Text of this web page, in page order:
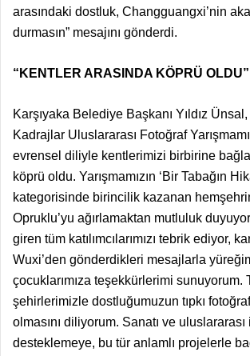
arasındaki dostluk, Changguangxi’nin
durmasın” mesajını gönderdi.
“KENTLER ARASINDA KÖPRÜ OLDU”
Karşıyaka Belediye Başkanı Yıldız
Kadrajlar Uluslararası Fotoğraf
evrensel diliyle kentlerimizi birbirine
köprü oldu. Yarışmamızın ‘Bir Tabağın
kategorisinde birincilik kazanan
Opruklu’yu ağırlamaktan mutluluk
giren tüm katılımcılarımızı tebrik ediyor,
Wuxi’den gönderdikleri mesajlarla
çocuklarımıza teşekkürlerimi sunuyorum.
şehirlerimizle dostluğumuzun tıpkı
olmasını diliyorum. Sanatı ve
desteklemeye, bu tür anlamlı projelerle